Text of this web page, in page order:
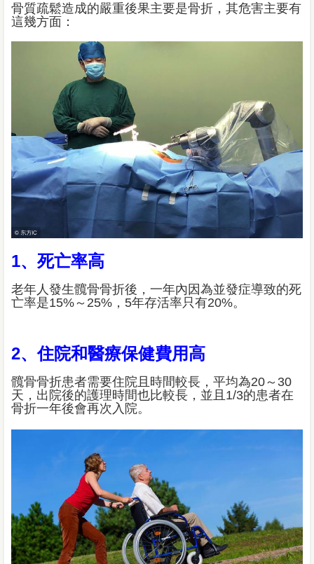
骨質疏鬆造成的嚴重後果主要是骨折，其危害主要有
這幾方面：
1、死亡率高
老年人發生髖骨骨折後，一年內因為並發症導致的死
亡率是15%～25%，5年存活率只有20%。
2、住院和醫療保健費用高
髖骨骨折患者需要住院且時間較長，平均為20～30
天，出院後的護理時間也比較長，並且1/3的患者在
骨折一年後會再次入院。